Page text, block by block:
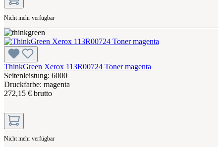
Nicht mehr verfügbar
ThinkGreen Xerox 113R00724 Toner magenta
Seitenleistung: 6000
Druckfarbe: magenta
272,15 € brutto
Nicht mehr verfügbar